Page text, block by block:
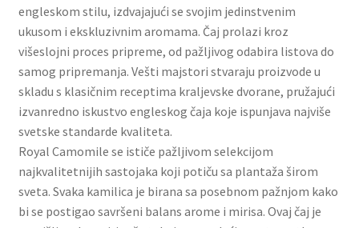
Pokloni za Dan zaljubljenih
Pokloni za devojku
Login
Naši partneri
engleskom stilu, izdvajajući se svojim jedinstvenim
ukusom i ekskluzivnim aromama. Čaj prolazi kroz
višeslojni proces pripreme, od pažljivog odabira listova do
samog pripremanja. Vešti majstori stvaraju proizvode u
skladu s klasičnim receptima kraljevske dvorane, pružajući
izvanredno iskustvo engleskog čaja koje ispunjava najviše
svetske standarde kvaliteta.
Royal Camomile se ističe pažljivom selekcijom
najkvalitetnijih sastojaka koji potiču sa plantaža širom
sveta. Svaka kamilica je birana sa posebnom pažnjom kako
bi se postigao savršeni balans arome i mirisa. Ovaj čaj je